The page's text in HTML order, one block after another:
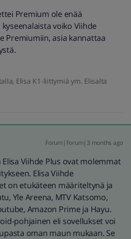
Premium ole enää
voiko Viihde
Premiumiin, asia kannattaa
Elisa K1-liittymiä ym. Elisalta
Forum|Forum|3 months ago
Viihde Plus ovat molemmat
Elisa Viihde
on etukäteen määriteltynä ja
Yle Areena, MTV Katsomo,
Amazon Prime ja Hayu.
pohjainen eli sovellukset voi
oman maun mukaan. Se